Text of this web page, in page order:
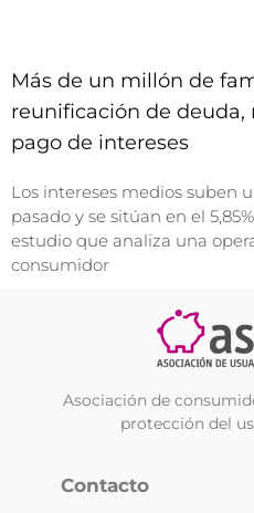
Más de un millón de
reunificación de
pago de intereses
Los intereses medios suben
pasado y se sitúan en el
estudio que analiza una
consumidor
Asociación de
protección del
Contacto